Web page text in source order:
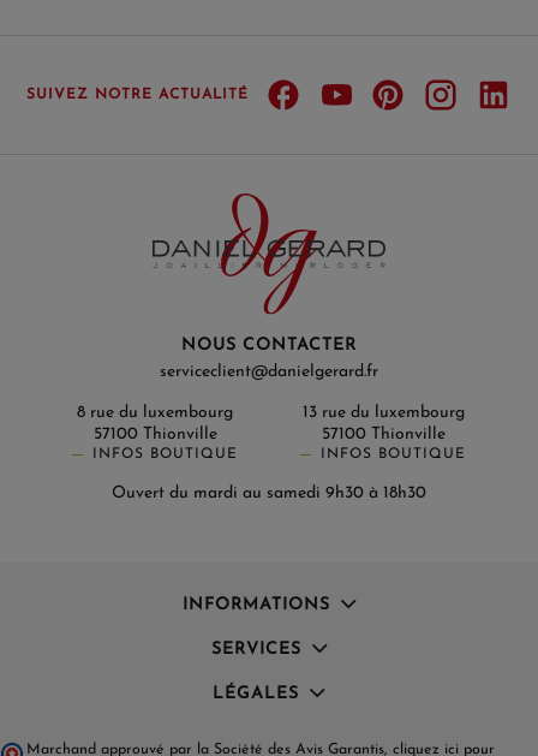
SUIVEZ NOTRE ACTUALITÉ
NOUS CONTACTER
serviceclient@danielgerard.fr
8 rue du luxembourg
57100 Thionville
INFOS BOUTIQUE
13 rue du luxembourg
57100 Thionville
INFOS BOUTIQUE
Ouvert du mardi au samedi 9h30 à 18h30
INFORMATIONS
SERVICES
LÉGALES
Marchand approuvé par la Société des Avis Garantis, cliquez ici pour